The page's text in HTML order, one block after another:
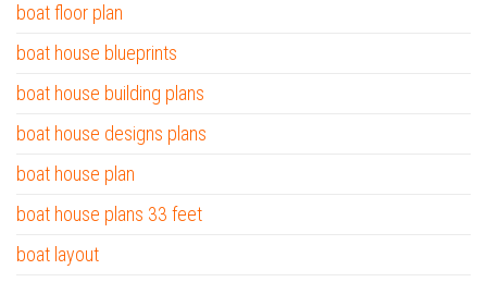
boat floor plan
boat house blueprints
boat house building plans
boat house designs plans
boat house plan
boat house plans 33 feet
boat layout